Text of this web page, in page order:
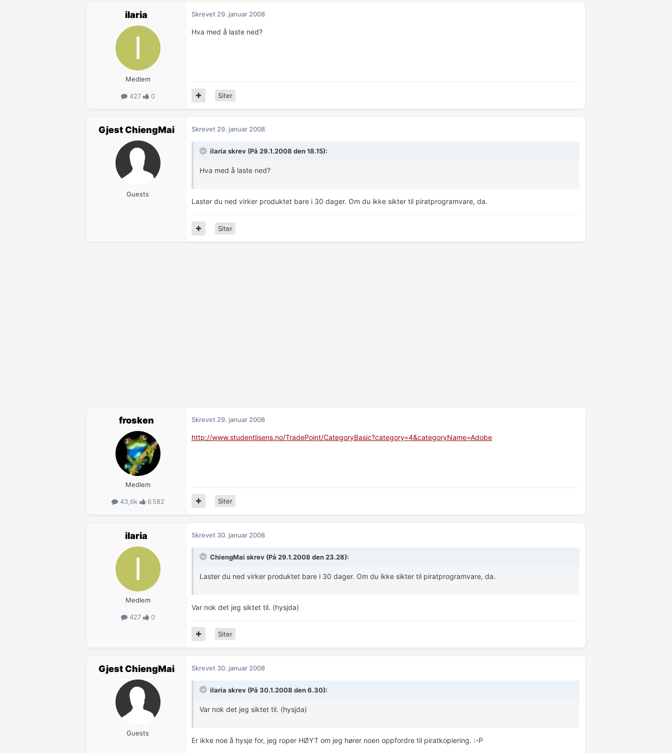
ilaria
Medlem
427 0
Skrevet 29. januar 2008
Hva med å laste ned?
Siter
Gjest ChiengMai
Guests
Skrevet 29. januar 2008
ilaria skrev (På 29.1.2008 den 18.15):
Hva med å laste ned?
Laster du ned virker produktet bare i 30 dager. Om du ikke sikter til piratprogramvare, da.
Siter
frosken
Medlem
43,6k 6 582
Skrevet 29. januar 2008
http://www.studentlisens.no/TradePoint/CategoryBasic?category=4&categoryName=Adobe
Siter
ilaria
Medlem
427 0
Skrevet 30. januar 2008
ChiengMai skrev (På 29.1.2008 den 23.28):
Laster du ned virker produktet bare i 30 dager. Om du ikke sikter til piratprogramvare, da.
Var nok det jeg siktet til. (hysjda)
Siter
Gjest ChiengMai
Guests
Skrevet 30. januar 2008
ilaria skrev (På 30.1.2008 den 6.30):
Var nok det jeg siktet til. (hysjda)
Er ikke noe å hysje for, jeg roper HØYT om jeg hører noen oppfordre til piratkopiering. :-P